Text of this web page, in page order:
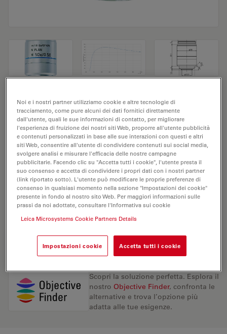
Obiettivo del microscopio N PLAN H
50x/0,50
N. prodotto 11566040
L'obiettivo N PLAN H 50x/0,50 ha un ingrandimento di
50X e un'apertura numerica di 0,5 mm. Adatto per
l'analisi dei campioni a secco, è provvisto di filettatura
M25, con una distanza di lavoro libera di 7,1 mm e un
FN pari a 22.
RICHIESTA DI PREVENTIVO
Scopri la soluzione perfetta. Esplora il
nostro Objective Finder, confronta le
alternative e trova l’opzione più
adatta alle tue esigenze.
Noi e i nostri partner utilizziamo cookie e altre tecnologie di
tracciamento, come pure alcuni dei dati fornitici direttamente
dall'utente, quali le sue informazioni di contatto, per migliorare
l'esperienza di fruizione dei nostri siti Web, proporre all'utente pubblicità
e contenuti personalizzati in base alle sue interazioni con questi e altri
siti Web, consentire all'utente di condividere contenuti sui social media,
svolgere analisi e misurare l'efficacia delle nostre campagne
pubblicitarie. Facendo clic su "Accetta tutti i cookie", l'utente presta il
suo consenso e accetta di condividere i propri dati con i nostri partner
(link riportato sotto). L'utente può modificare le proprie preferenze di
consenso in qualsiasi momento nella sezione "Impostazioni dei cookie"
presente in fondo al nostro sito Web. Per maggiori informazioni sulle
prassi da noi adottate, consultare l'Informativa sui cookie
Leica Microsystems Cookie Partners Details
Impostazioni cookie Accetta tutti i cookie